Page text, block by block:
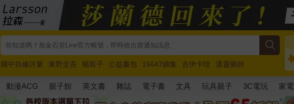
國中自修評量 東野圭吾 楊双子 公益書包 16647續集 吉伊卡哇
通靈藥師
唯紅花綻放
奧德賽 路邊攤新作 馬斯克 玩具總動員5 超慢跑
動漫ACG 親子館 英文書 雜誌 電子書 文具 玩具親子 3C電玩 家電